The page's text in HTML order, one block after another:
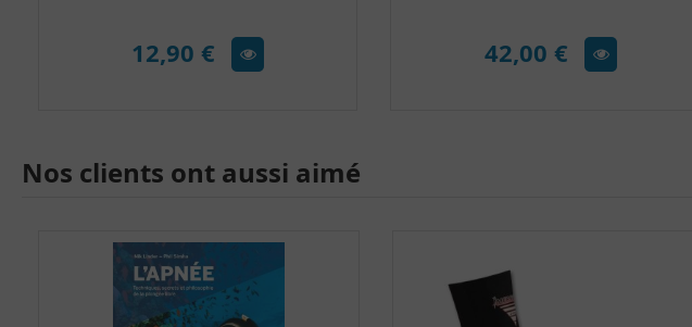
12,90 € 42,00 €
Nos clients ont aussi aimé